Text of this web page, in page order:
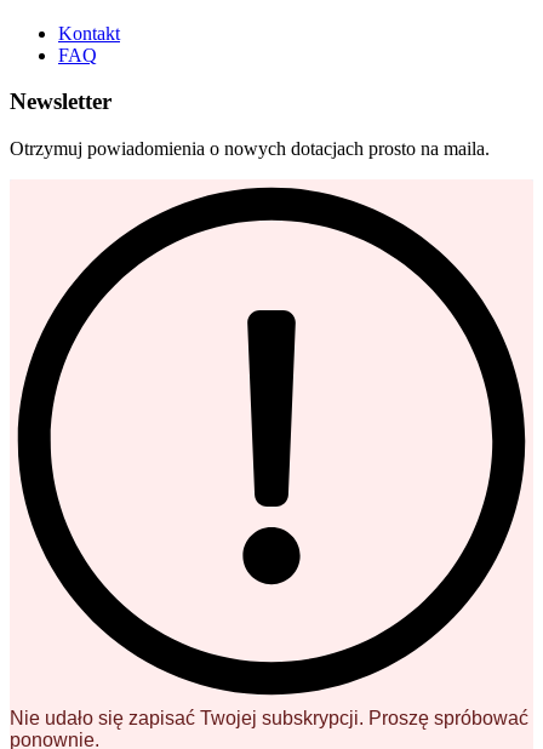
Kontakt
FAQ
Newsletter
Otrzymuj powiadomienia o nowych dotacjach prosto na maila.
Nie udało się zapisać Twojej subskrypcji. Proszę spróbować
ponownie.